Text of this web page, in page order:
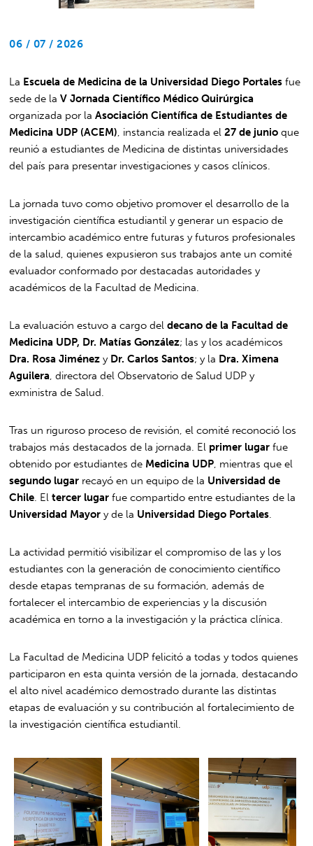
06 / 07 / 2026
La Escuela de Medicina de la Universidad Diego Portales fue
sede de laV Jornada Científico Médico Quirúrgica
organizada por laAsociación Científica de Estudiantes de
Medicina UDP (ACEM) , instancia realizada el27 de junio que
reunió a estudiantes de Medicina de distintas universidades
del país para presentar investigaciones y casos clínicos.
La jornada tuvo como objetivo promover el desarrollo de la
investigación científica estudiantil y generar un espacio de
intercambio académico entre futuras y futuros profesionales
de la salud, quienes expusieron sus trabajos ante un comité
evaluador conformado por destacadas autoridades y
académicos de la Facultad de Medicina.
La evaluación estuvo a cargo deldecano de la Facultad de
Medicina UDP, Dr. Matías González; las y los académicos
Dra. Rosa Jiménez y Dr. Carlos Santos; y la Dra. Ximena
Aguilera , directora del Observatorio de Salud UDP y
exministra de Salud.
Tras un riguroso proceso de revisión, el comité reconoció los
trabajos más destacados de la jornada. El primer lugar fue
obtenido por estudiantes de Medicina UDP , mientras que el
segundo lugar recayó en un equipo de la Universidad de
Chile . Eltercer lugar fue compartido entre estudiantes de la
Universidad Mayor y de la Universidad Diego Portales
La actividad permitió visibilizar el compromiso de las y los
estudiantes con la generación de conocimiento científico
desde etapas tempranas de su formación, además de
fortalecer el intercambio de experiencias y la discusión
académica en torno a la investigación y la práctica clínica.
La Facultad de Medicina UDP felicitó a todas y todos quienes
participaron en esta quinta versión de la jornada, destacando
el alto nivel académico demostrado durante las distintas
etapas de evaluación y su contribución al fortalecimiento de
la investigación científica estudiantil.